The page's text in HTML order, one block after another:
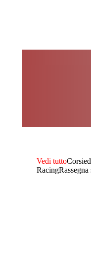
Vedi tuttoCorsi
RacingRassegna